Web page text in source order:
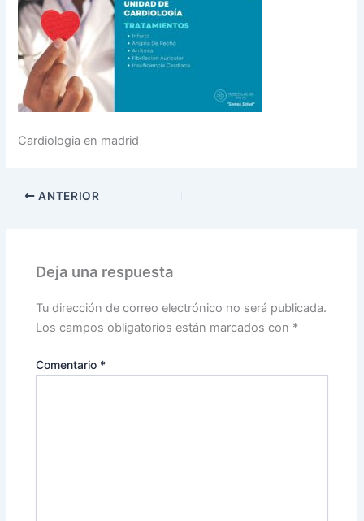
Cardiologia en madrid
ANTERIOR
Deja una respuesta
Tu dirección de correo electrónico no será publicada.
Los campos obligatorios están marcados con *
Comentario *